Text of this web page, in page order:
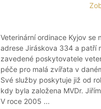
Veterinární ordinace Kyjov se
adrese Jiráskova 334 a patří
zavedené poskytovatele
péče pro malá zvířata v
Své služby poskytuje již od
kdy byla založena MVDr.
V roce 2005 ...